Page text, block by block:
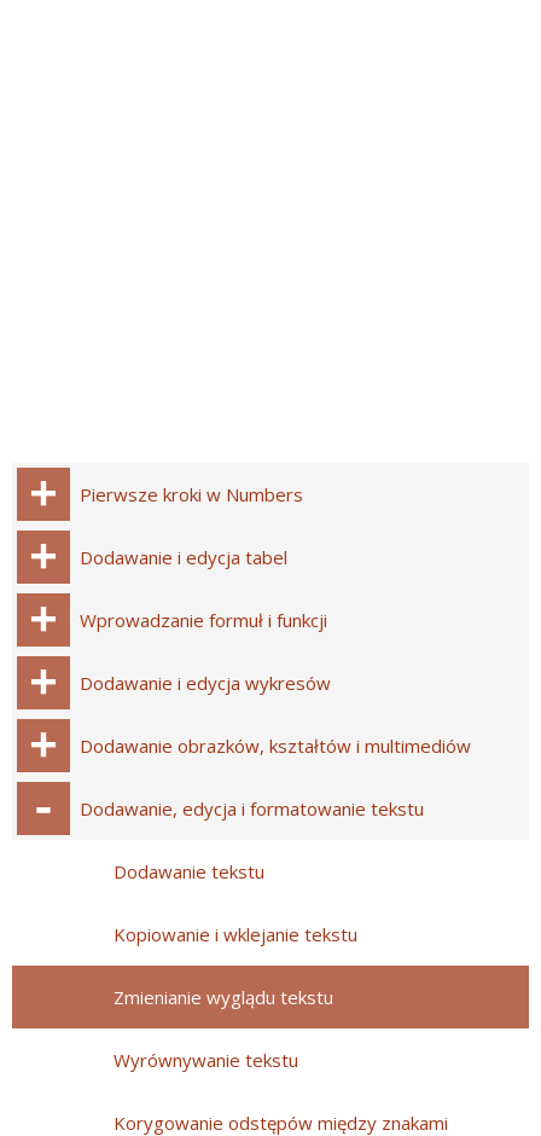
Pierwsze kroki w Numbers
Dodawanie i edycja tabel
Wprowadzanie formuł i funkcji
Dodawanie i edycja wykresów
Dodawanie obrazków, kształtów i multimediów
Dodawanie, edycja i formatowanie tekstu
Dodawanie tekstu
Kopiowanie i wklejanie tekstu
Zmienianie wyglądu tekstu
Wyrównywanie tekstu
Korygowanie odstępów między znakami